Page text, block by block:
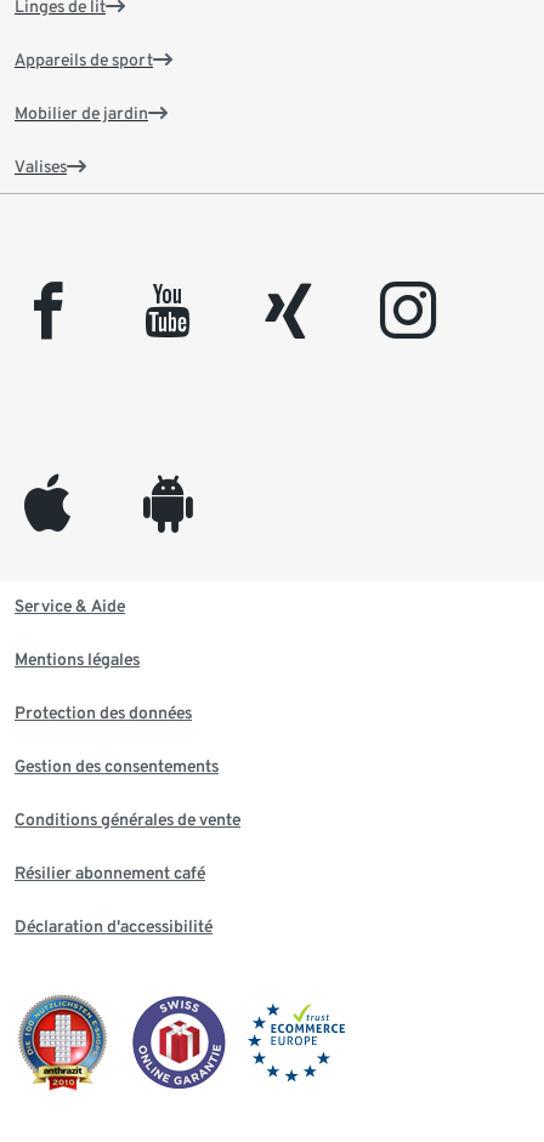
Linges de lit
Appareils de sport
Mobilier de jardin
Valises
facebook youtube xing instagram
appleinc android
Service & Aide
Mentions légales
Protection des données
Gestion des consentements
Conditions générales de vente
Résilier abonnement café
Déclaration d'accessibilité